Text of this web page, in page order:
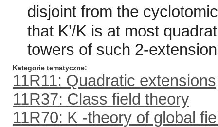
disjoint from the
that K'/K is at most
towers of such 2-
Kategorie tematyczne
11R11: Quadratic extensions
11R37: Class field theory
11R70: K -theory of global